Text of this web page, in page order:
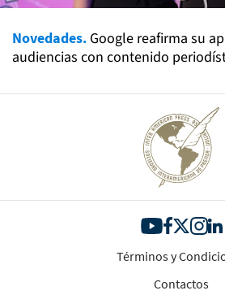
Novedades. Google reafirma su
audiencias con contenido
Términos y
Contactos